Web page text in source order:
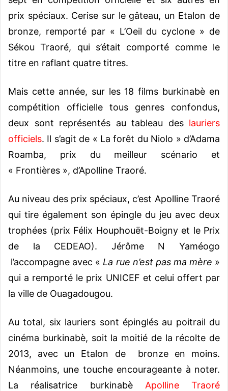
prix spéciaux. Cerise sur le gâteau, un Etalon de
bronze, remporté par « L’Oeil du cyclone » de
Sékou Traoré, qui s’était comporté comme le
titre en raflant quatre titres.
Mais cette année, sur les 18 films burkinabè en
compétition officielle tous genres confondus,
deux sont représentés au tableau des lauriers
officiels. Il s’agit de « La forêt du Niolo » d’Adama
Roamba, prix du meilleur scénario et
« Frontières », d’Apolline Traoré.
Au niveau des prix spéciaux, c’est Apolline Traoré
qui tire également son épingle du jeu avec deux
trophées (prix Félix Houphouët-Boigny et le Prix
de la CEDEAO). Jérôme N Yaméogo
l’accompagne avec « La rue n’est pas ma mère »
qui a remporté le prix UNICEF et celui offert par
la ville de Ouagadougou.
Au total, six lauriers sont épinglés au poitrail du
cinéma burkinabè, soit la moitié de la récolte de
2013, avec un Etalon de bronze en moins.
Néanmoins, une touche encourageante à noter.
La réalisatrice burkinabè Apolline Traoré